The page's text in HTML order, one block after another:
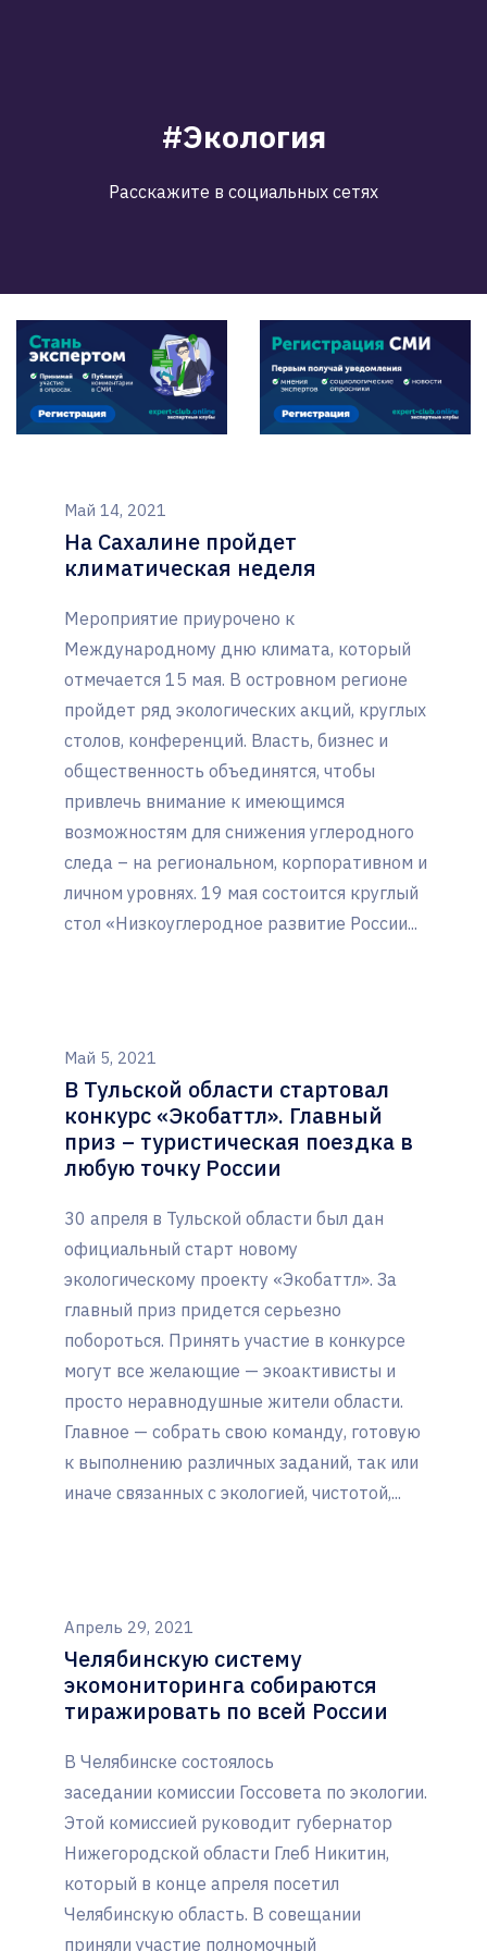
#Экология
Расскажите в социальных сетях
Май 14, 2021
На Сахалине пройдет
климатическая неделя
Мероприятие приурочено к
Международному дню климата, который
отмечается 15 мая. В островном регионе
пройдет ряд экологических акций, круглых
столов, конференций. Власть, бизнес и
общественность объединятся, чтобы
привлечь внимание к имеющимся
возможностям для снижения углеродного
следа – на региональном, корпоративном и
личном уровнях. 19 мая состоится круглый
стол «Низкоуглеродное развитие России...
Май 5, 2021
В Тульской области стартовал
конкурс «Экобаттл». Главный
приз – туристическая поездка в
любую точку России
30 апреля в Тульской области был дан
официальный старт новому
экологическому проекту «Экобаттл». За
главный приз придется серьезно
побороться. Принять участие в конкурсе
могут все желающие — экоактивисты и
просто неравнодушные жители области.
Главное — собрать свою команду, готовую
к выполнению различных заданий, так или
иначе связанных с экологией, чистотой,...
Апрель 29, 2021
Челябинскую систему
экомониторинга собираются
тиражировать по всей России
В Челябинске состоялось
заседании комиссии Госсовета по экологии.
Этой комиссией руководит губернатор
Нижегородской области Глеб Никитин,
который в конце апреля посетил
Челябинскую область. В совещании
приняли участие полномочный